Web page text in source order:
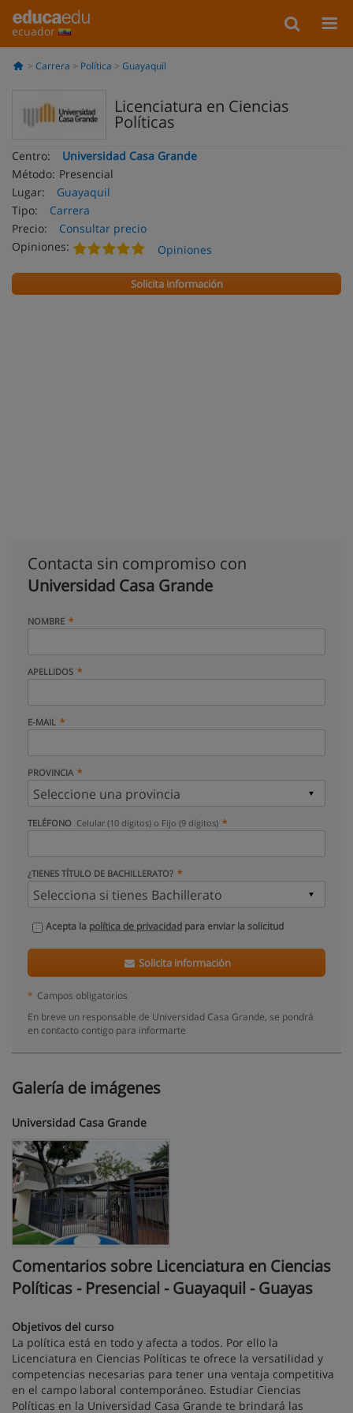
ecuador
Carrera Política Guayaquil
Licenciatura en Ciencias
Políticas
Centro:
Universidad Casa Grande
Método: Presencial
Lugar:
Guayaquil
Tipo:
Carrera
Precio:
Consultar precio
Opiniones:
Opiniones
Solicita información
Contacta sin compromiso con
Universidad Casa Grande
NOMBRE
APELLIDOS
E-MAIL
PROVINCIA
TELÉFONO Celular (10 dígitos) o Fijo (9 dígitos)
¿TIENES TÍTULO DE BACHILLERATO?
Acepta la política de privacidad para enviar la solicitud
Solicita información
* Campos obligatorios
En breve un responsable de Universidad Casa Grande, se pondrá
en contacto contigo para informarte
Galería de imágenes
Universidad Casa Grande
Comentarios sobre Licenciatura en Ciencias
Políticas - Presencial - Guayaquil - Guayas
Objetivos del curso
La política está en todo y afecta a todos. Por ello la
Licenciatura en Ciencias Políticas te ofrece la versatilidad y
competencias necesarias para tener una ventaja competitiva
en el campo laboral contemporáneo. Estudiar Ciencias
Políticas en la Universidad Casa Grande te brindará las